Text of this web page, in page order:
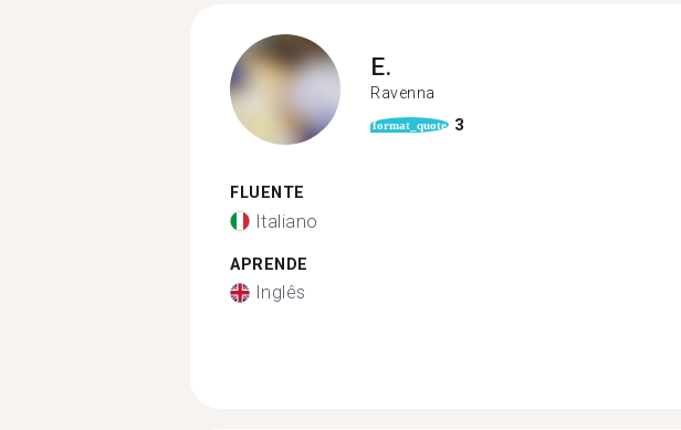
E.
Ravenna
format_quote 3
FLUENTE
Italiano
APRENDE
Inglês